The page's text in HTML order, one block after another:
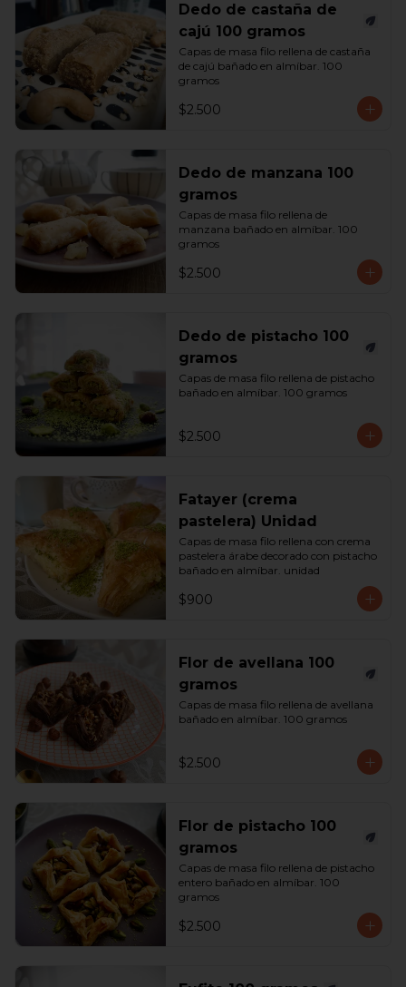
Dedo de castaña de
cajú 100 gramos
Capas de masa filo rellena de castaña
de cajú bañado en almíbar. 100
gramos
$2.500
Dedo de manzana 100
gramos
Capas de masa filo rellena de
manzana bañado en almíbar. 100
gramos
$2.500
Dedo de pistacho 100
gramos
Capas de masa filo rellena de pistacho
bañado en almíbar. 100 gramos
$2.500
Fatayer (crema
pastelera) Unidad
Capas de masa filo rellena con crema
pastelera árabe decorado con pistacho
bañado en almíbar. unidad
$900
Flor de avellana 100
gramos
Capas de masa filo rellena de avellana
bañado en almíbar. 100 gramos
$2.500
Flor de pistacho 100
gramos
Capas de masa filo rellena de pistacho
entero bañado en almíbar. 100
gramos
$2.500